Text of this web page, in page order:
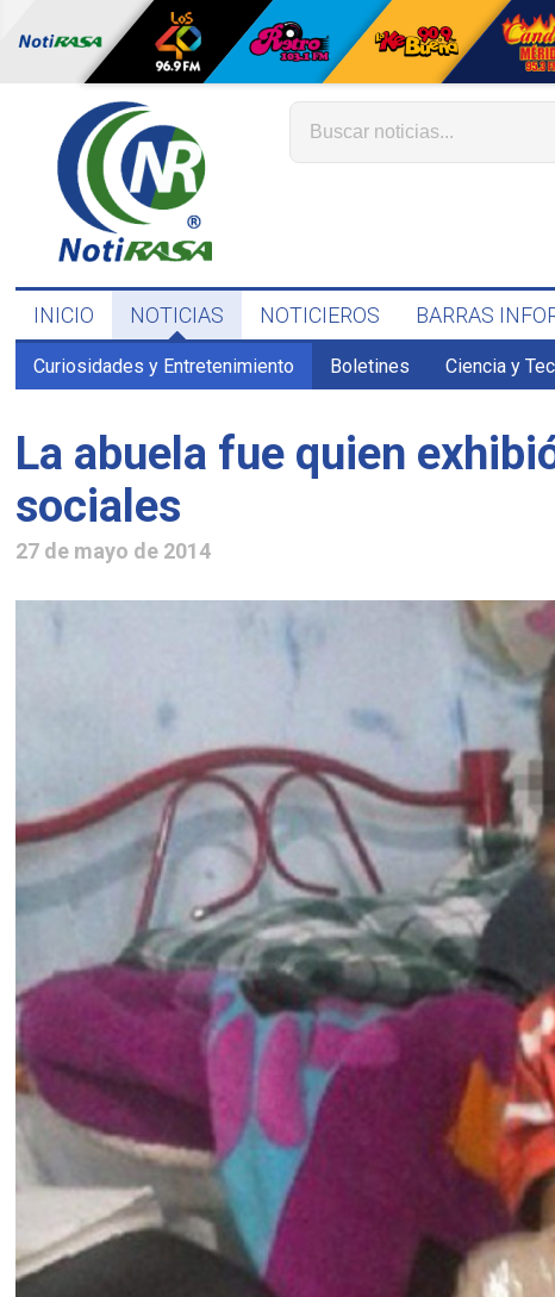
INICIO NOTICIAS NOTICIEROS BARRAS
Curiosidades y Entretenimiento Boletines Ciencia y
La abuela fue quien
sociales
27 de mayo de 2014